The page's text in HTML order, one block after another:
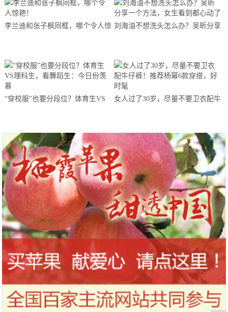
李兰迪和张子枫同框，哪个令人惊 刘海油不想洗头怎么办？吴昕分享
“穿校服”也要分段位？体育生VS
女人过了30岁，尽量不要卫衣配牛